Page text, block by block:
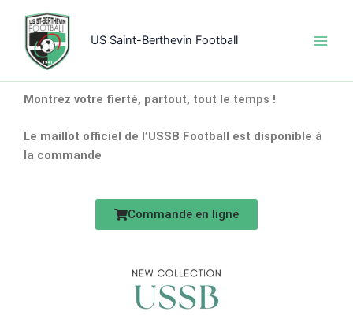
contenu
US Saint-Berthevin Football
Montrez votre fierté, partout, tout le temps !
Le maillot officiel de l’USSB Football est disponible à
la commande
Commande en ligne